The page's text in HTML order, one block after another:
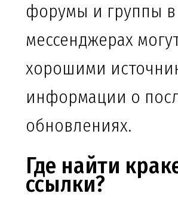
форумы и группы в
мессенджерах
хорошими
информации о
обновлениях.
Где найти
ссылки?